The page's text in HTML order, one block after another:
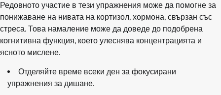
Редовното участие в тези упражнения може да помогне за
понижаване на нивата на кортизол, хормона, свързан със
стреса. Това намаление може да доведе до подобрена
когнитивна функция, което улеснява концентрацията и
ясното мислене.
Отделяйте време всеки ден за фокусирани
упражнения за дишане.